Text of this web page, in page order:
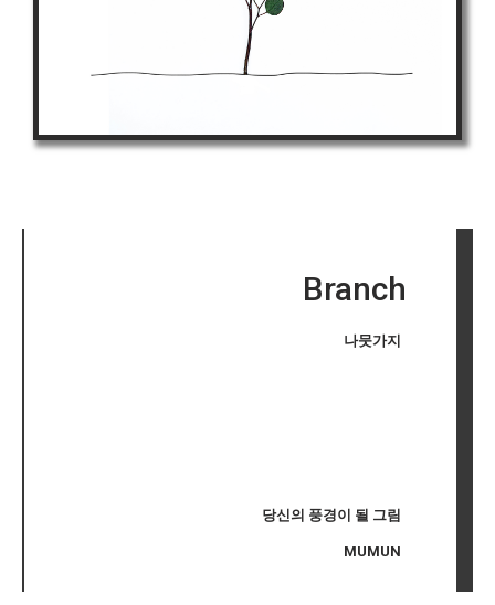
Branch
나뭇가지
당신의 풍경이 될 그림
MUMUN